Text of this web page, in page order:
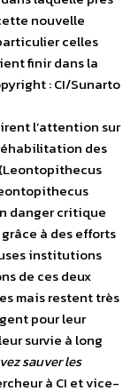
nouvelle
celles
finir dans la
l’attention sur
des
danger critique
à des efforts
institutions
de ces deux
mais restent très
pour leur
survie à long
sauver les
à CI et vice-